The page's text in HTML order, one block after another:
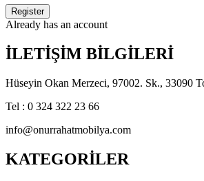
Already has an account
İLETİŞİM BİLGİLERİ
Hüseyin Okan Merzeci, 97002. Sk., 33090
Tel : 0 324 322 23 66
info@onurrahatmobilya.com
KATEGORİLER